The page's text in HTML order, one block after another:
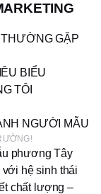
GẶP
BIỂU
TÔI
NGƯỜI MẪU
phương Tây
hệ sinh thái
chất lượng –